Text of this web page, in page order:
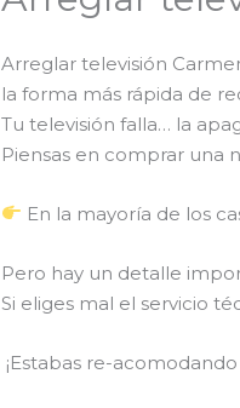
Arreglar televisión
la forma más rápida de
Tu televisión falla… la
Piensas en comprar una
En la mayoría de los
Pero hay un detalle
Si eliges mal el servicio
¡Estabas re-